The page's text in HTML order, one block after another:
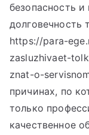
безопасность
долговечность
https://para-
zasluzhivaet-
znat-o-
причинах, по
только
качественное